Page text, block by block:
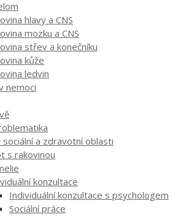
hlavy a CNS
mozku a CNS
střev a konečníku
kůže
ledvin
nemoci
sociální a zdravotní oblasti
s rakovinou
konzultace
Individuální konzultace s psychologem
Sociální práce